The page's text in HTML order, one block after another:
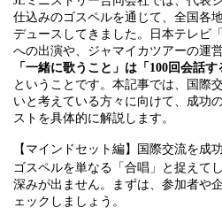
仕込みのゴスペルを通じて、全国各
デュースしてきました。日本テレビ
への出演や、ジャマイカツアーの運
「一緒に歌うこと」は「100回会話
ということです。本記事では、国際
いと考えている方々に向けて、成功
ストを具体的に解説します。
【マインドセット編】国際交流を成
ゴスペルを単なる「合唱」と捉えて
深みが出ません。まずは、参加者や
ェックしましょう。